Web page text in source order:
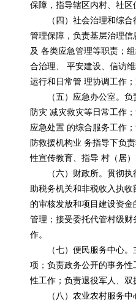
保障，指导辖区内村、社区
（四）社会治理和综合行
管理保障，负责基层治理
及 各类应急管理等职责；
合治理、 平安建设、信访
运行和日常管 理协调工作
（五）应急办公室。负责
防灾 减灾救灾等日常工作
应急处置 的综合服务工作
防救援机构业 务指导下负
性宣传教育、指导 村（居
（六）财政所。贯彻执行
助税务机关和非税收入执
的审核发放和项目建设资
管理；接受委托代管村级
作。
（七）便民服务中心。主
项；负责政务公开的事务
性工作；负责退役军人、双
（八）农业农村服务中心